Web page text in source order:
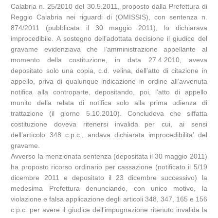
Calabria n. 25/2010 del 30.5.2011, proposto dalla Prefettura di
Reggio Calabria nei riguardi di (OMISSIS), con sentenza n.
874/2011 (pubblicata il 30 maggio 2011), lo dichiarava
improcedibile. A sostegno dell’adottata decisione il giudice del
gravame evidenziava che l’amministrazione appellante al
momento della costituzione, in data 27.4.2010, aveva
depositato solo una copia, c.d. velina, dell’atto di citazione in
appello, priva di qualunque indicazione in ordine all’avvenuta
notifica alla controparte, depositando, poi, l’atto di appello
munito della relata di notifica solo alla prima udienza di
trattazione (il giorno 5.10.2010). Concludeva che siffatta
costituzione doveva ritenersi invalida per cui, ai sensi
dell’articolo 348 c.p.c., andava dichiarata improcedibilita’ del
gravame.
Avverso la menzionata sentenza (depositata il 30 maggio 2011)
ha proposto ricorso ordinario per cassazione (notificato il 5/19
dicembre 2011 e depositato il 23 dicembre successivo) la
medesima Prefettura denunciando, con unico motivo, la
violazione e falsa applicazione degli articoli 348, 347, 165 e 156
c.p.c. per avere il giudice dell’impugnazione ritenuto invalida la